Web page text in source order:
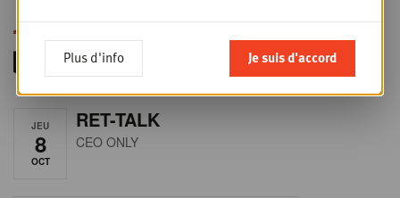
JEU
8
OCT
RET-TALK
CEO ONLY
Plus d'info Je suis d'accord